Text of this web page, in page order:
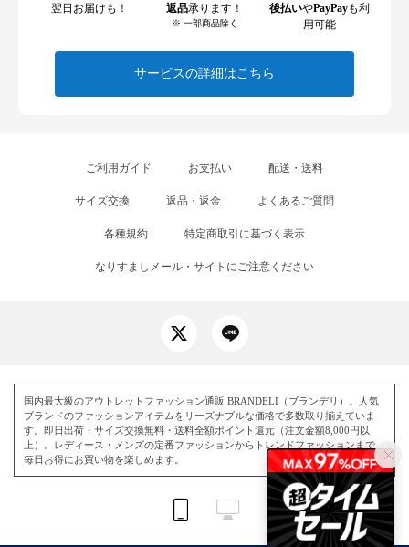
翌日お届けも！
返品承ります！
※ 一部商品除く
後払いやPayPayも利
用可能
サービスの詳細はこちら
ご利用ガイド お支払い 配送・送料
サイズ交換 返品・返金 よくあるご質問
各種規約 特定商取引に基づく表示
なりすましメール・サイトにご注意ください
国内最大級のアウトレットファッション通販 BRANDELI（ブランデリ）。人気
ブランドのファッションアイテムをリーズナブルな価格で多数取り揃えていま
す。即日出荷・サイズ交換無料・送料全額ポイント還元（注文金額8,000円以
上）。レディース・メンズの定番ファッションからトレンドファッションまで、
毎日お得にお買い物を楽しめます。